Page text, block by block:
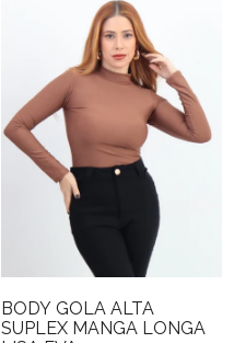
BODY GOLA ALTA
SUPLEX MANGA LONGA